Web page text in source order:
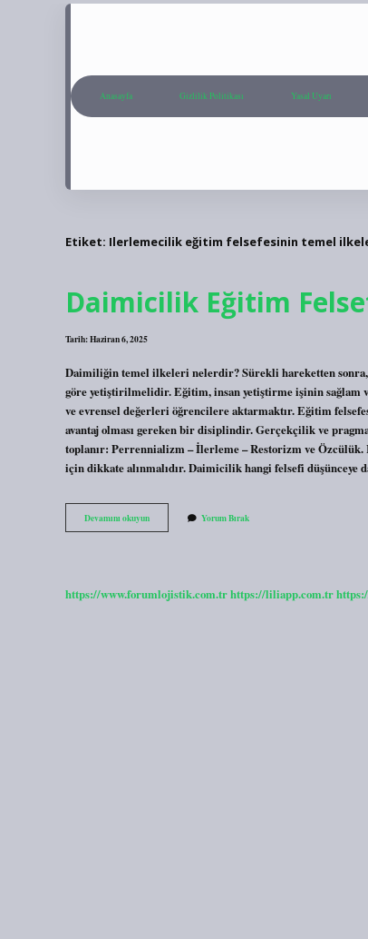
Anasayfa Gizlilik Politikası Yasal Uyarı
Etiket: Ilerlemecilik eğitim felsefesinin temel
Daimicilik Eğitim
Tarih: Haziran 6, 2025
Daimiliğin temel ilkeleri nelerdir? Sürekli hareketten sonra,
göre yetiştirilmelidir. Eğitim, insan yetiştirme işinin sağlam
ve evrensel değerleri öğrencilere aktarmaktır. Eğitim
avantaj olması gereken bir disiplindir. Gerçekçilik ve
toplanır: Perrennializm – İlerleme – Restorizm ve
için dikkate alınmalıdır. Daimicilik hangi felsefi düşünceye
Devamını okuyunDaimicilik
Eğitim
Yorum Bırak
https://www.forumlojistik.com.trhttps://liliapp.com.tr